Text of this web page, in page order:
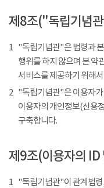
제8조("독립기념
1 "독립기념관"은 법령과
행위를 하지 않으며 본 약
서비스를 제공하기 위해
2 "독립기념관"은 이용자가
이용자의 개인정보(신용
구축합니다.
제9조(이용자의 ID
1 "독립기념관"이 관계법